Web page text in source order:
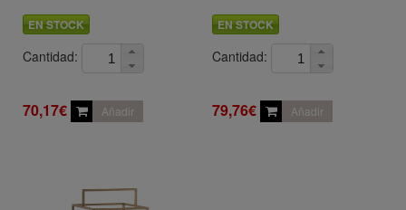
EN STOCK
Cantidad:
70,17€ Añadir
EN STOCK
Cantidad:
79,76€ Añadir